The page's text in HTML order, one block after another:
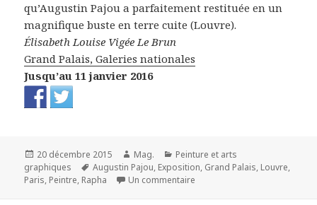
qu’Augustin Pajou a parfaitement restituée en un
magnifique buste en terre cuite (Louvre).
Élisabeth Louise Vigée Le Brun
Grand Palais, Galeries nationales
Jusqu’au 11 janvier 2016
Publié
le
20 décembre 2015 Auteur
Mag. Catégories
Peinture et arts
graphiques
Mots-
clés
Augustin Pajou, Exposition, Grand Palais, Louvre,
Paris, Peintre, Rapha Un commentaire